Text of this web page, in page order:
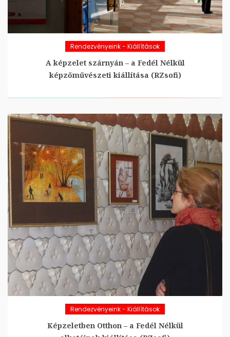
Rendezvényeink - Kiállítások
A képzelet szárnyán – a Fedél Nélkül
képzőművészeti kiállítása (RZsofi)
Rendezvényeink - Kiállítások
Képzeletben Otthon – a Fedél Nélkül